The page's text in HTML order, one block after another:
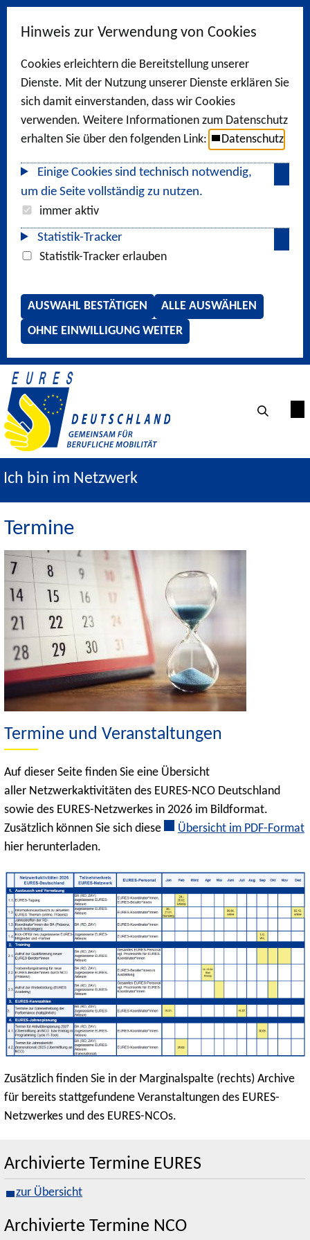
Hinweis zur Verwendung von Cookies
Cookies erleichtern die Bereitstellung unserer
Dienste. Mit der Nutzung unserer Dienste erklären Sie
sich damit einverstanden, dass wir Cookies
verwenden. Weitere Informationen zum Datenschutz
erhalten Sie über den folgenden Link:
Datenschutz
Einige Cookies sind technisch notwendig,
um die Seite vollständig zu nutzen.
immer aktiv
Statistik-Tracker
Statistik-Tracker erlauben
AUSWAHL BESTÄTIGEN
ALLE AUSWÄHLEN
OHNE EINWILLIGUNG WEITER
Ich bin im Netzwerk
Termine
Termine und Veranstaltungen
Auf dieser Seite finden Sie eine Übersicht
aller Netzwerkaktivitäten des EURES-NCO Deutschland
sowie des EURES-Netzwerkes in 2026 im Bildformat.
Zusätzlich können Sie sich diese
Übersicht im PDF-Format
hier herunterladen.
Zusätzlich finden Sie in der Marginalspalte (rechts) Archive
für bereits stattgefundene Veranstaltungen des EURES-
Netzwerkes und des EURES-NCOs.
Archivierte Termine EURES
zur Übersicht
Archivierte Termine NCO